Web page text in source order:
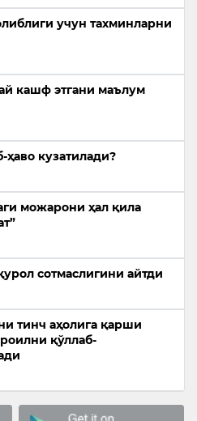
учун тахминларни
кашф этгани маълум
кузатилади?
можарони ҳал қила
сотмаслигини айтди
тинч аҳолига қарши
қўллаб-